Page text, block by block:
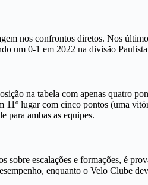
nos confrontos diretos. Nos
um 0-1 em 2022 na divisão
na tabela com apenas quatro
11º lugar com cinco pontos (uma
para ambas as equipes.
sobre escalações e formações, é
enquanto o Velo Clube